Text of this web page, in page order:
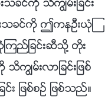
င္ကို သိကြၽမ္းျခင္း
သခင္ကို ဤကနဦးယုံၾ
ည္ျခင္းဆီသို႔ တိုး
ြၽမ္းလာျခင္းျဖစ္
း ျဖစ္စဥ္ ျဖစ္သည္။